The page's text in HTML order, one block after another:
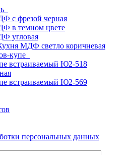
с фрезой черная
в темном цвете
угловая
МДФ светло коричневая
купе
встраиваемый Ю2-518
встраиваемый Ю2-569
персональных данных